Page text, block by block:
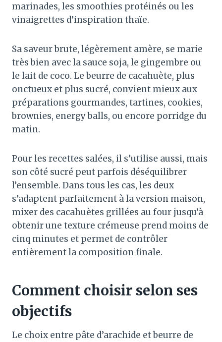
marinades, les smoothies protéinés ou les
vinaigrettes d’inspiration thaïe.
Sa saveur brute, légèrement amère, se marie
très bien avec la sauce soja, le gingembre ou
le lait de coco. Le beurre de cacahuète, plus
onctueux et plus sucré, convient mieux aux
préparations gourmandes, tartines, cookies,
brownies, energy balls, ou encore porridge du
matin.
Pour les recettes salées, il s’utilise aussi, mais
son côté sucré peut parfois déséquilibrer
l’ensemble. Dans tous les cas, les deux
s’adaptent parfaitement à la version maison,
mixer des cacahuètes grillées au four jusqu’à
obtenir une texture crémeuse prend moins de
cinq minutes et permet de contrôler
entièrement la composition finale.
Comment choisir selon ses
objectifs
Le choix entre pâte d’arachide et beurre de